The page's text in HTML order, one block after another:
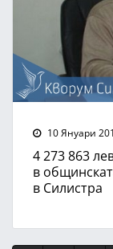
10 Януари
4 273 863
в
в Силистра